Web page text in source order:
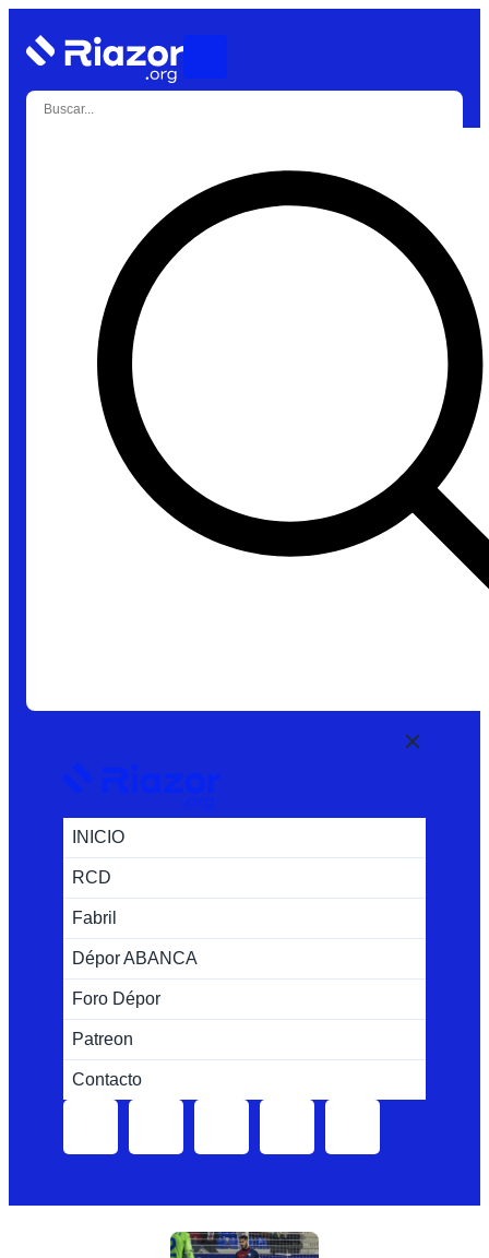
INICIO
RCD
Fabril
Dépor ABANCA
Foro Dépor
Patreon
Contacto